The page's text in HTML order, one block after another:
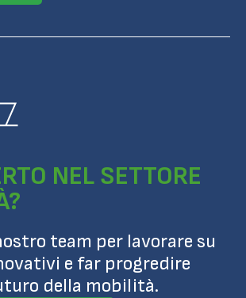
NEL SETTORE
team per lavorare su
e far progredire
della mobilità.